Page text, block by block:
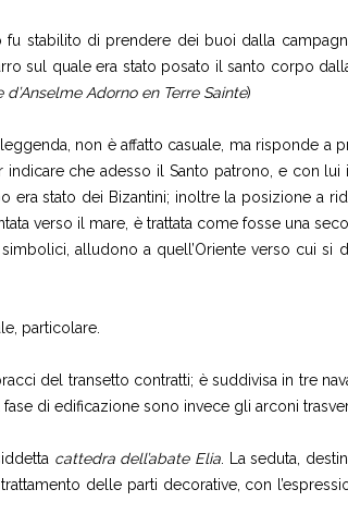
stabilito di prendere dei buoi dalla
sul quale era stato posato il santo corpo
d’Anselme Adorno en Terre Sainte)
non è affatto casuale, ma risponde a
che adesso il Santo patrono, e con
stato dei Bizantini; inoltre la posizione a
verso il mare, è trattata come fosse una
alludono a quell’Oriente verso cui
particolare.
del transetto contratti; è suddivisa in tre
di edificazione sono invece gli arconi
cattedra dell’abate Elia. La seduta,
delle parti decorative, con